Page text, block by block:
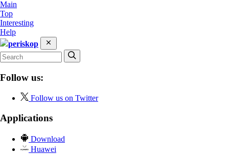
Main
Top
Interesting
Help
periskop
Follow us:
Follow us on Twitter
Applications
Download
Huawei